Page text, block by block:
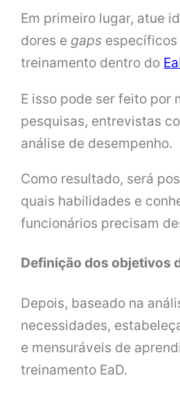
Em primeiro lugar, atue
dores e gaps
treinamento dentro do
E isso pode ser feito por
pesquisas, entrevistas
análise de desempenho.
Como resultado, será
quais habilidades e
funcionários precisam
Definição dos objetivos
Depois, baseado na
necessidades,
e mensuráveis de
treinamento EaD.